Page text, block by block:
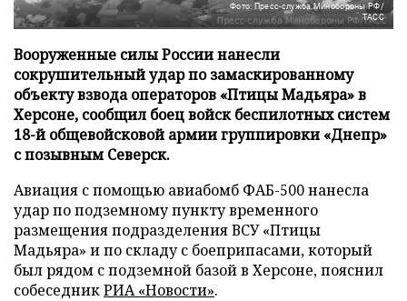
Фото: Пресс-служба Минобороны РФ/
ТАСС
Вооруженные силы России нанесли
сокрушительный удар по замаскированному
объекту взвода операторов «Птицы Мадьяра» в
Херсоне, сообщил боец войск беспилотных систем
18-й общевойсковой армии группировки «Днепр»
с позывным Северск.
Авиация с помощью авиабомб ФАБ-500 нанесла
удар по подземному пункту временного
размещения подразделения ВСУ «Птицы
Мадьяра» и по складу с боеприпасами, который
был рядом с подземной базой в Херсоне, пояснил
собеседникРИА «Новости».